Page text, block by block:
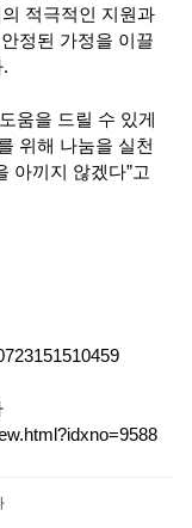
적극적인 지원과
정된 가정을 이끌
움을 드릴 수 있게
위해 나눔을 실천
아끼지 않겠다”고